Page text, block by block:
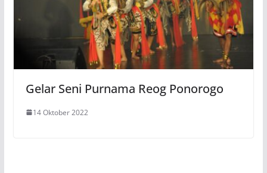
Gelar Seni Purnama Reog Ponorogo
14 Oktober 2022